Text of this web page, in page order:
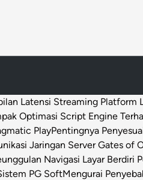
Latensi Streaming Platform
Optimasi Script Engine
PlayPentingnya
Jaringan Server Gates of
Navigasi Layar Berdiri
PG SoftMengurai